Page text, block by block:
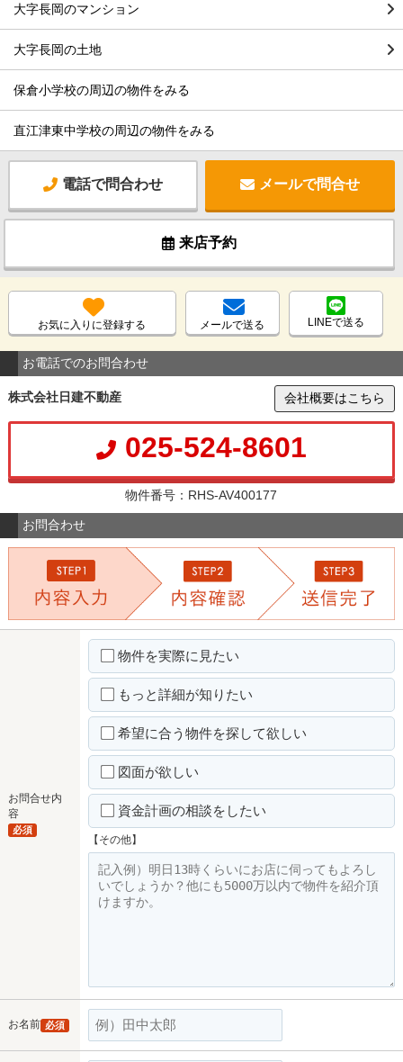
大字長岡のマンション
大字長岡の土地
保倉小学校の周辺の物件をみる
直江津東中学校の周辺の物件をみる
電話で問合わせ メールで問合せ
来店予約
お気に入りに登録する メールで送る LINEで送る
お電話でのお問合わせ
株式会社日建不動産 会社概要はこちら
025-524-8601
物件番号：RHS-AV400177
お問合わせ
お問合せ内
容
必須
物件を実際に見たい
もっと詳細が知りたい
希望に合う物件を探して欲しい
図面が欲しい
資金計画の相談をしたい
【その他】
お名前 必須